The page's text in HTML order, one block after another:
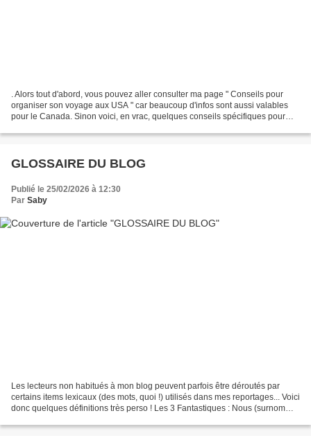
. Alors tout d'abord, vous pouvez aller consulter ma page " Conseils pour
organiser son voyage aux USA " car beaucoup d'infos sont aussi valables
pour le Canada. Sinon voici, en vrac, quelques conseils spécifiques pour
GLOSSAIRE DU BLOG
Publié le 25/02/2026 à 12:30
Par Saby
Les lecteurs non habitués à mon blog peuvent parfois être déroutés par
certains items lexicaux (des mots, quoi !) utilisés dans mes reportages... Voici
donc quelques définitions très perso ! Les 3 Fantastiques : Nous (surnom